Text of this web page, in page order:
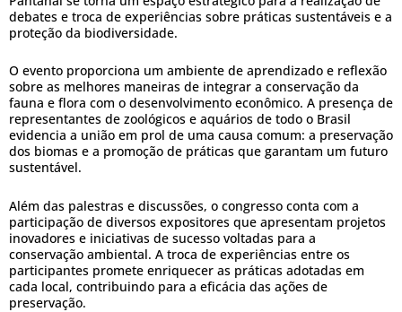
debates e troca de experiências sobre práticas sustentáveis e a
proteção da biodiversidade.
O evento proporciona um ambiente de aprendizado e reflexão
sobre as melhores maneiras de integrar a conservação da
fauna e flora com o desenvolvimento econômico. A presença de
representantes de zoológicos e aquários de todo o Brasil
evidencia a união em prol de uma causa comum: a preservação
dos biomas e a promoção de práticas que garantam um futuro
sustentável.
Além das palestras e discussões, o congresso conta com a
participação de diversos expositores que apresentam projetos
inovadores e iniciativas de sucesso voltadas para a
conservação ambiental. A troca de experiências entre os
participantes promete enriquecer as práticas adotadas em
cada local, contribuindo para a eficácia das ações de
preservação.